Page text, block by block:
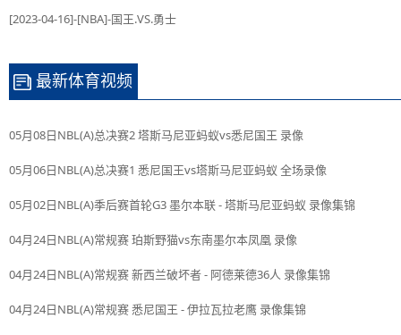
[2023-04-16]-[NBA]-国王.VS.勇士
最新体育视频
05月08日NBL(A)总决赛2 塔斯马尼亚蚂蚁vs悉尼国王 录像
05月06日NBL(A)总决赛1 悉尼国王vs塔斯马尼亚蚂蚁 全场录像
05月02日NBL(A)季后赛首轮G3 墨尔本联 - 塔斯马尼亚蚂蚁 录像集锦
04月24日NBL(A)常规赛 珀斯野猫vs东南墨尔本凤凰 录像
04月24日NBL(A)常规赛 新西兰破坏者 - 阿德莱德36人 录像集锦
04月24日NBL(A)常规赛 悉尼国王 - 伊拉瓦拉老鹰 录像集锦